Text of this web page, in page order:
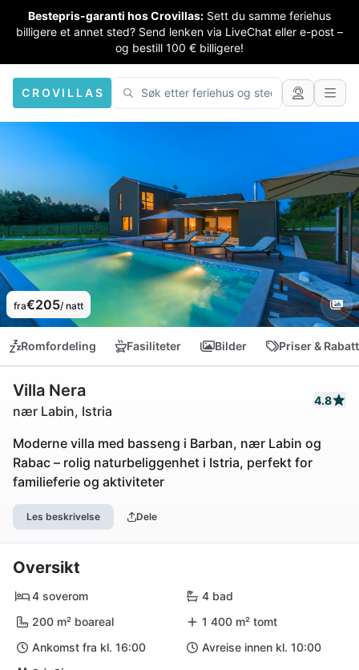
Bestepris-garanti hos Crovillas: Sett du samme feriehus
billigere et annet sted? Send lenken via LiveChat eller e-post –
og bestill 100 € billigere!
CROVILLAS
fra€205/ natt
Romfordeling Fasiliteter Bilder Priser &
Villa Nera
nær Labin, Istria
4.8
Moderne villa med basseng i Barban, nær Labin og
Rabac – rolig naturbeliggenhet i Istria, perfekt for
familieferie og aktiviteter
Les beskrivelse Dele
Oversikt
4 soverom
4 bad
200 m² boareal
1 400 m² tomt
Ankomst fra kl. 16:00
Avreise innen kl. 10:00